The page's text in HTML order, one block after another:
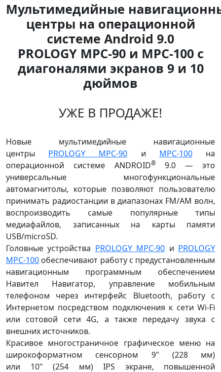
Мультимедийные
центры на операционной
системе Android 9.0
PROLOGY MPC-90 и MPC-100 с
диагоналями экранов 9 и 10
дюймов
УЖЕ В ПРОДАЖЕ!
Новые мультимедийные навигационные
центры PROLOGY MPC-90 и MPC-100на
операционной системе ANDROID® 9.0 — это
универсальные многофункциональные
автомагнитолы, которые позволяют пользователю
принимать радиостанции в диапазонах FM/AM волн,
воспроизводить самые популярные типы
медиафайлов, записанных на карты памяти
USB/microSD.
Головные устройства PROLOGY MPC-90 и PROLOGY
MPC-100 обеспечивают работу с предустановленным
навигационным программным обеспечением
Навител Навигатор, управление мобильным
телефоном через интерфейс Bluetooth, работу c
Интернетом посредством подключения к сети Wi-Fi
или сотовой сети 4G, а также передачу звука с
внешних источников.
Красивое многостраничное графическое меню на
широкоформатном сенсорном 9" (228 мм)
или 10" (254 мм) IPS экране, повышенной